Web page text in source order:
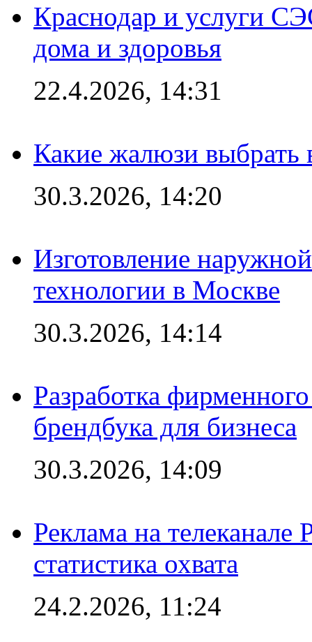
Краснодар и услуги
дома и здоровья
22.4.2026, 14:31
Какие жалюзи выбрать
30.3.2026, 14:20
Изготовление
технологии в Москве
30.3.2026, 14:14
Разработка
брендбука для бизнеса
30.3.2026, 14:09
Реклама на
статистика охвата
24.2.2026, 11:24